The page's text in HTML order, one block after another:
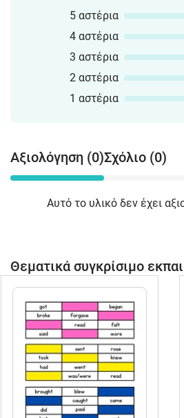
5 αστέρια
4 αστέρια
3 αστέρια
2 αστέρια
1 αστέρια
Αξιολόγηση (0)Σχόλιο (0)
Αυτό το υλικό δεν έχει
Θεματικά συγκρίσιμο